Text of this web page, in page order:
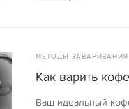
МЕТОДЫ ЗАВАРИВАНИЯ
Как варить
Ваш идеальный